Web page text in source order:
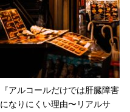
『アルコールだけでは肝臓障害
になりにくい理由〜リアルサ